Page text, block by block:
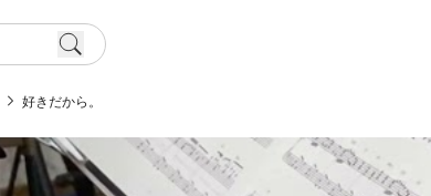
好きだから。